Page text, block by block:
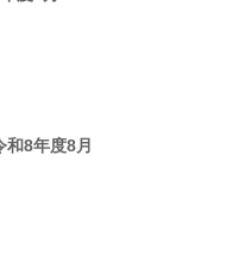
8年度8月